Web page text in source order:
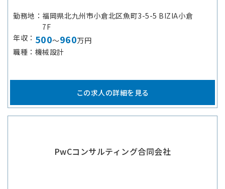
勤務地
福岡県北九州市小倉北区魚町3-5-5 BIZIA小倉
7F
年収
500～960万円
職種
機械設計
この求人の詳細を見る
PwCコンサルティング合同会社